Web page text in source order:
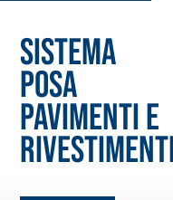
Sistema
POSA
PAVIMENTI E